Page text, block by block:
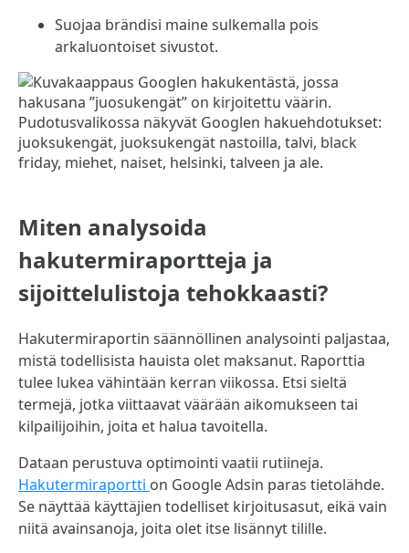
Suojaa brändisi maine sulkemalla pois
arkaluontoiset sivustot.
Miten analysoida
hakutermiraportteja ja
sijoittelulistoja tehokkaasti?
Hakutermiraportin säännöllinen analysointi paljastaa,
mistä todellisista hauista olet maksanut. Raporttia
tulee lukea vähintään kerran viikossa. Etsi sieltä
termejä, jotka viittaavat väärään aikomukseen tai
kilpailijoihin, joita et halua tavoitella.
Dataan perustuva optimointi vaatii rutiineja.
Hakutermiraportti on Google Adsin paras tietolähde.
Se näyttää käyttäjien todelliset kirjoitusasut, eikä vain
niitä avainsanoja, joita olet itse lisännyt tilille.